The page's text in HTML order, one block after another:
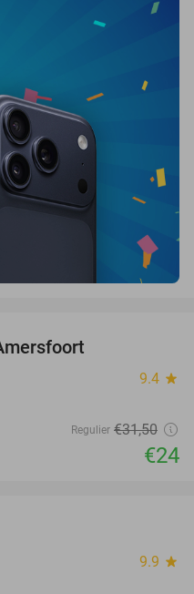
9.4 star
Regulier €31,50
€24
9.9 star